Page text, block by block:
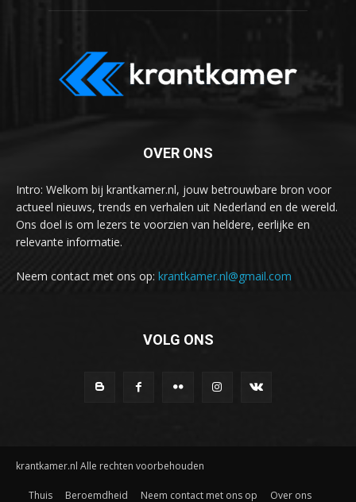
OVER ONS
Intro: Welkom bij krantkamer.nl, jouw betrouwbare bron voor
actueel nieuws, trends en verhalen uit Nederland en de wereld.
Ons doel is om lezers te voorzien van heldere, eerlijke en
relevante informatie.
Neem contact met ons op: krantkamer.nl@gmail.com
VOLG ONS
krantkamer.nl Alle rechten voorbehouden
Thuis Beroemdheid Neem contact met ons op Over ons